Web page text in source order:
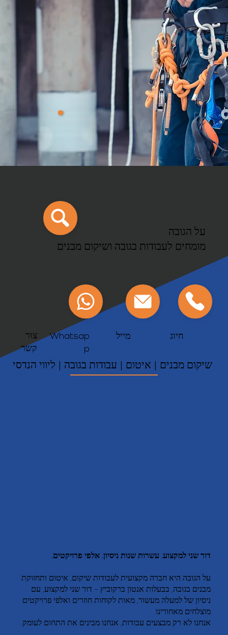
על הגובה
מומחים לעבודות בגובה ושיקום מבנים
צור
קשר
Whatsap
p
מייל חיוג
שיקום מבנים | איטום | עבודות בגובה | ליווי הנדסי
דור שני למקצוע. עשרות שנות ניסיון. אלפי פרויקטים.
על הגובה היא חברה מקצועית לעבודות שיקום, איטום ותחזוקת
מבנים בגובה, בבעלות אנטון ברקוביץ – דור שני למקצוע, עם
ניסיון של למעלה מעשור, מאות לקוחות חוזרים ואלפי פרויקטים
מוצלחים מאחורינו.
אנחנו לא רק מבצעים עבודות, אנחנו מבינים את התחום לעומק.